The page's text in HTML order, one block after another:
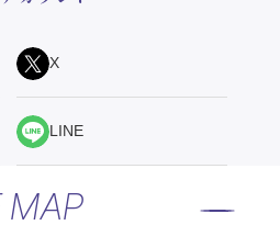
X
LINE
MAP